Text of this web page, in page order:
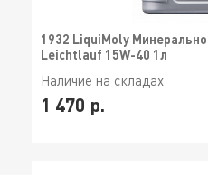
1932 LiquiMoly
Leichtlauf 15W-40 1л
Наличие на складах
1 470 р.